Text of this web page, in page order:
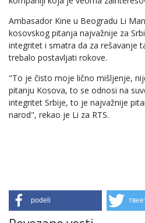
Ambasador Kine u Beogradu Li
kosovskog pitanja najvažnije za
integritet i smatra da za rešavanje
trebalo postavljati rokove.
"To je čisto moje lično mišljenje,
pitanju Kosova, to se odnosi na
integritet Srbije, to je najvažnije
narod", rekao je Li za RTS.
podeli